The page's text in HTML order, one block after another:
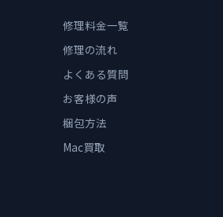
修理料金一覧
修理の流れ
よくある質問
お客様の声
梱包方法
Mac買取